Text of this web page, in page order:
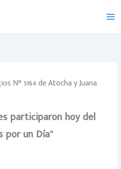
N° 5164 de Atocha y Juana
participaron hoy del
por un Día”